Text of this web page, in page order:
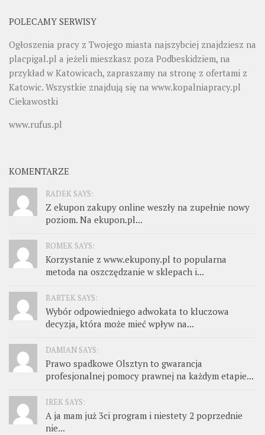
POLECAMY SERWISY
Ogłoszenia pracy z Twojego miasta najszybciej znajdziesz na
placpigal.pl a jeżeli mieszkasz poza Podbeskidziem, na
przykład w Katowicach, zapraszamy na stronę z ofertami z
Katowic. Wszystkie znajdują się na www.kopalniapracy.pl
Ciekawostki
www.rufus.pl
KOMENTARZE
RADEK SAYS:
Z ekupon zakupy online weszły na zupełnie nowy
poziom. Na ekupon.pl...
ROMEK SAYS:
Korzystanie z www.ekupony.pl to popularna
metoda na oszczędzanie w sklepach i...
BARTEK SAYS:
Wybór odpowiedniego adwokata to kluczowa
decyzja, która może mieć wpływ na...
DAMIAN SAYS:
Prawo spadkowe Olsztyn to gwarancja
profesjonalnej pomocy prawnej na każdym etapie...
IREK SAYS:
A ja mam już 3ci program i niestety 2 poprzednie
nie...